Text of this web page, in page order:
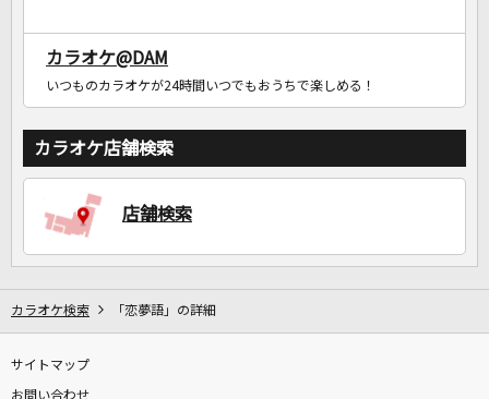
カラオケ@DAM
いつものカラオケが24時間いつでもおうちで楽しめる！
カラオケ店舗検索
店舗検索
カラオケ検索 「恋夢語」の詳細
サイトマップ
お問い合わせ